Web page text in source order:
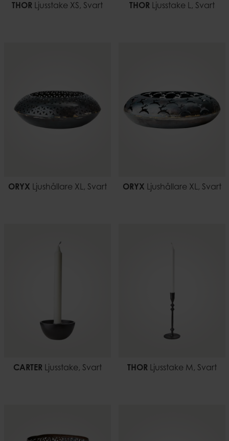
THOR Ljusstake XS, Svart THORLjusstake L, Svart
ORYX Ljushållare XL, Svart ORYX Ljushållare XL, Svart
CARTERLjusstake, Svart THORLjusstake M, Svart